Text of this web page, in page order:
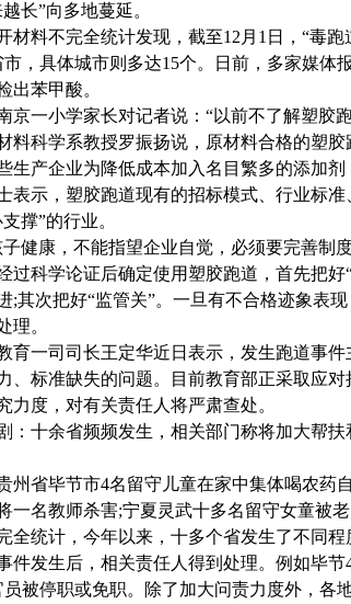
长”向多地蔓延。
料不完全统计发现，截至12 月 1 日， “毒跑
市，具体城市则多达15个。日前，多家媒体
出苯甲酸。
一小学家长对记者说： “以前不了解塑胶
料科学系教授罗振扬说，原材料合格的塑
生产企业为降低成本加入名目繁多的添加
示，塑胶跑道现有的招标模式、行业标准
撑”的行业。
健康，不能指望企业自觉，必须要完善制度
过科学论证后确定使用塑胶跑道，首先把好
;其次把好“监管关”。一旦有不合格迹象表
理。
一司司长王定华近日表示，发生跑道事件
、标准缺失的问题。目前教育部正采取应
力度，对有关责任人将严肃查处。
十余省频频发生，相关部门称将加大帮扶
省毕节市4名留守儿童在家中集体喝农药
一名教师杀害;宁夏灵武十多名留守女童被
全统计，今年以来，十多个省发生了不同程
发生后，相关责任人得到处理。例如毕节
员被停职或免职。除了加大问责力度外，各